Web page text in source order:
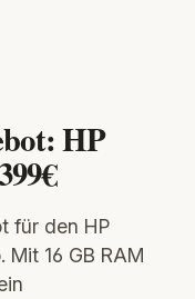
HP
für den HP
Mit 16 GB RAM